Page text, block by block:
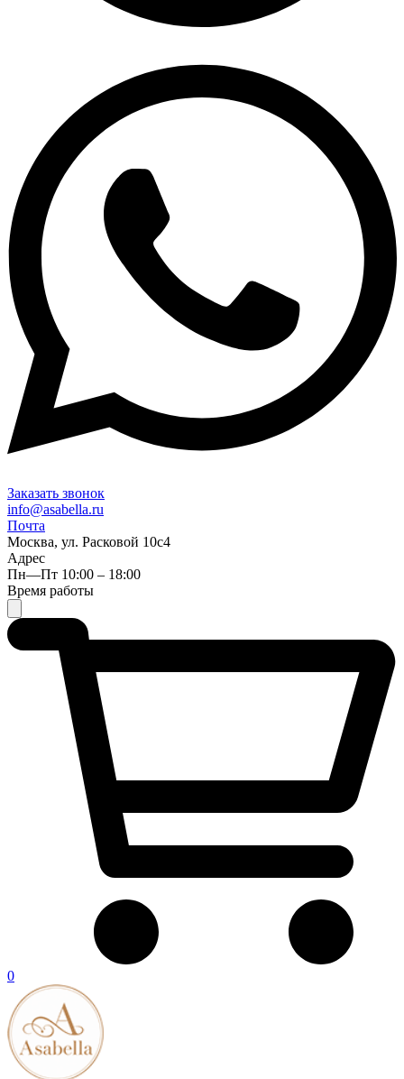
Заказать звонок
info@asabella.ru
Почта
Москва, ул. Расковой 10с4
Адрес
Пн—Пт 10:00 – 18:00
Время работы
0